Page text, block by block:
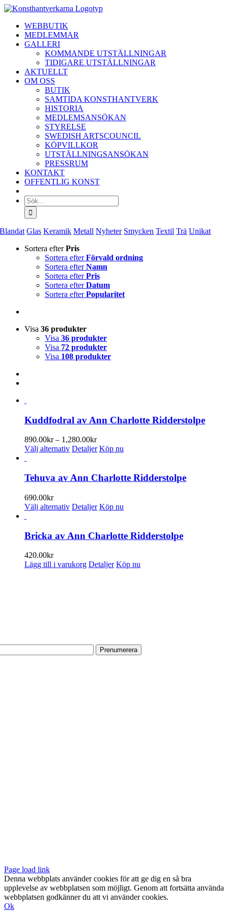
Fortsätt
innehålletWEBBUTIK
MEDLEMMAR
GALLERI
KOMMANDE UTSTÄLLNINGAR
TIDIGARE UTSTÄLLNINGAR
AKTUELLT
OM OSS
BUTIK
SAMTIDA KONSTHANTVERK
HISTORIA
MEDLEMSANSÖKAN
STYRELSE
SWEDISH ARTSCOUNCIL
KÖPVILLKOR
UTSTÄLLNINGSANSÖKAN
PRESSRUM
KONTAKT
OFFENTLIG KONST
Sök
efter:
Blandat Glas Keramik Metall Nyheter Smycken Textil Trä Unikat
Sortera efterPris
Sortera efterFörvald ordning
Sortera efterNamn
Sortera efterPris
Sortera efterDatum
Sortera efterPopularitet
Visa 36 produkter
Visa 36 produkter
Visa 72 produkter
Visa 108 produkter
Kuddfodral av Ann Charlotte Ridderstolpe
890.00kr – 1,280.00krPrisintervall:
890.00kr
Välj alternativ Den
har
flera
De
olika
kan
väljas
Detaljer Köp nu
Tehuva av Ann Charlotte Ridderstolpe
690.00kr
Välj alternativ Den
har
flera
De
olika
Detaljer Köp nu
Bricka av Ann Charlotte Ridderstolpe
420.00kr
Lägg till i varukorg Detaljer Köp nu
Page load link
Denna webbplats använder cookies för att ge dig en så bra
upplevelse av webbplatsen som möjligt. Genom att fortsätta använda
webbplatsen godkänner du att vi använder cookies.
Ok